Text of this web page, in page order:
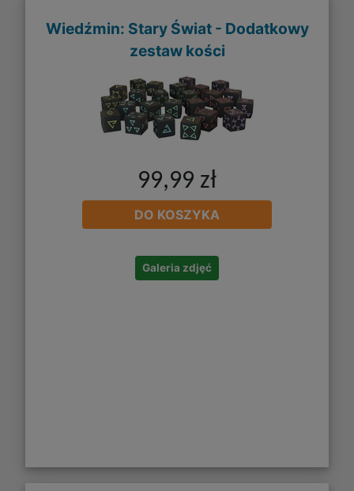
Wiedźmin: Stary Świat - Dodatkowy
zestaw kości
99,99 zł
DO KOSZYKA
Galeria zdjęć